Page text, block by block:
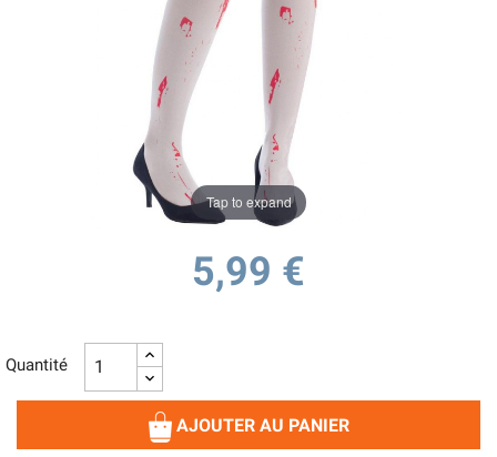
Tap to expand
5,99 €
Quantité
AJOUTER AU PANIER